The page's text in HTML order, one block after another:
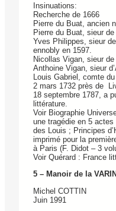
Insinuations:
Recherche de 1666
Pierre du Buat, ancien
Pierre du Buat, sieur
Yves Philippes, sieur
ennobly en 1597.
Nicollas Vigan, sieur
Anthoine Vigan, sieur
Louis Gabriel, comte
2 mars 1732 près de
18 septembre 1787, a
littérature.
Voir Biographie
une tragédie en 5
des Louis ; Principes
imprimé pour la
à Paris (F. Didot – 3
Voir Quérard : France
5 – Manoir de la
Michel COTTIN
Juin 1991